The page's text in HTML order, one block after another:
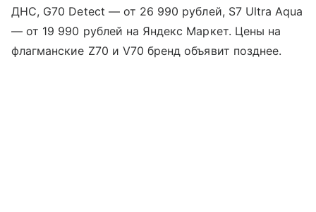
ДНС, G70 Detect — от 26 990 рублей, S7 Ultra Aqua
— от 19 990 рублей на Яндекс Маркет. Цены на
флагманские Z70 и V70 бренд объявит позднее.